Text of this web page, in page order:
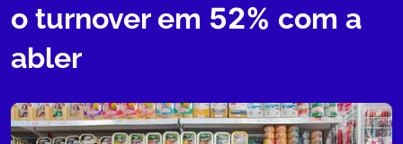
o turnover em 52% com a
abler